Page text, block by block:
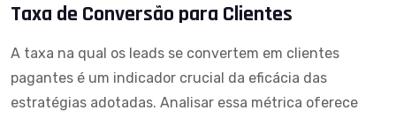
Taxa de Conversão para Clientes
A taxa na qual os leads se convertem em clientes
pagantes é um indicador crucial da eficácia das
estratégias adotadas. Analisar essa métrica oferece